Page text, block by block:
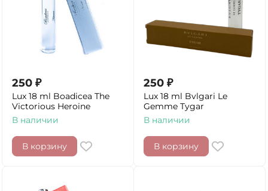
250 ₽
Lux 18 ml Boadicea The
Victorious Heroine
В наличии
В корзину
250 ₽
Lux 18 ml Bvlgari Le
Gemme Tygar
В наличии
В корзину